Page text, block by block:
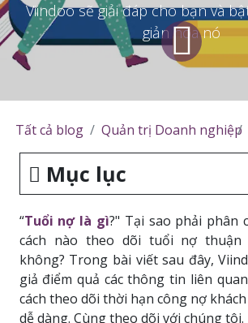
Viindoo sẽ giải đáp cho bạn và
giản hóa nó
Tất cả blog Quản trị Doanh nghiệp
Mục lục
“Tuổi nợ là gì?" Tại sao phải phân
cách nào theo dõi tuổi nợ thuận
không? Trong bài viết sau đây,
giả điểm quả các thông tin liên
cách theo dõi thời hạn công nợ
dễ dàng. Cùng theo dõi với chúng tôi.